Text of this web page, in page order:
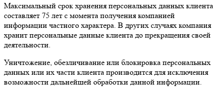
Максимальный срок хранения персональных данных клиента
составляет 75 лет с момента получения компанией
информации частного характера. В других случаях компания
хранит персональные данные клиента до прекращения своей
деятельности.
Уничтожение, обезличивание или блокировка персональных
данных или их части клиента производится для исключения
возможности дальнейшей обработки данной информации.